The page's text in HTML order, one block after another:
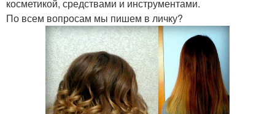
косметикой, средствами и инструментами.
По всем вопросам мы пишем в личку?